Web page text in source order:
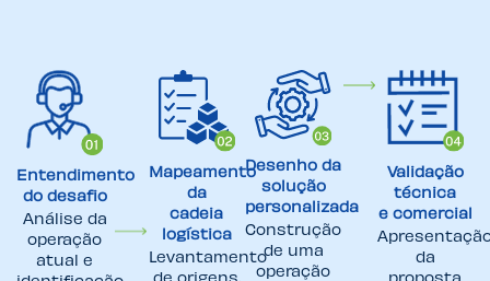
Entendimento
do desafio
Análise da
operação
atual e
Mapeamento
da
cadeia
logística
Levantamento
de origens,
Desenho da
solução
personalizada
Construção
de uma
operação
Validação
técnica
e comercial
da
proposta